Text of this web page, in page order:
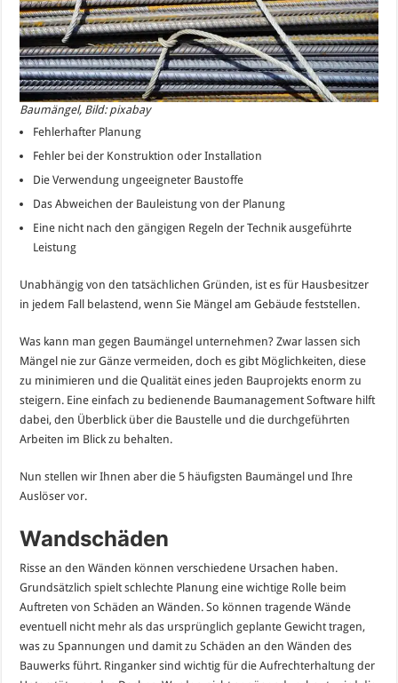
Baumängel, Bild: pixabay
Fehlerhafter Planung
Fehler bei der Konstruktion oder Installation
Die Verwendung ungeeigneter Baustoffe
Das Abweichen der Bauleistung von der Planung
Eine nicht nach den gängigen Regeln der Technik ausgeführte
Leistung
Unabhängig von den tatsächlichen Gründen, ist es für Hausbesitzer
in jedem Fall belastend, wenn Sie Mängel am Gebäude feststellen.
Was kann man gegen Baumängel unternehmen? Zwar lassen sich
Mängel nie zur Gänze vermeiden, doch es gibt Möglichkeiten, diese
zu minimieren und die Qualität eines jeden Bauprojekts enorm zu
steigern. Eine einfach zu bedienende Baumanagement Software hilft
dabei, den Überblick über die Baustelle und die durchgeführten
Arbeiten im Blick zu behalten.
Nun stellen wir Ihnen aber die 5 häufigsten Baumängel und Ihre
Auslöser vor.
Wandschäden
Risse an den Wänden können verschiedene Ursachen haben.
Grundsätzlich spielt schlechte Planung eine wichtige Rolle beim
Auftreten von Schäden an Wänden. So können tragende Wände
eventuell nicht mehr als das ursprünglich geplante Gewicht tragen,
was zu Spannungen und damit zu Schäden an den Wänden des
Bauwerks führt. Ringanker sind wichtig für die Aufrechterhaltung der